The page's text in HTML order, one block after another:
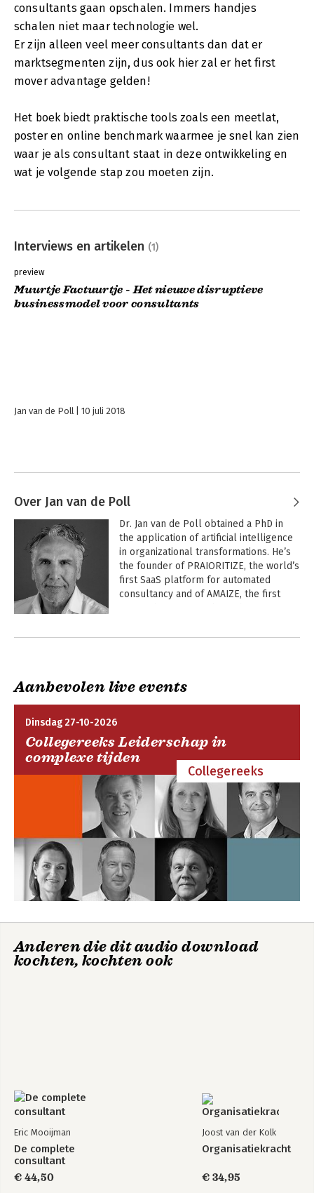
consultants gaan opschalen. Immers handjes
schalen niet maar technologie wel.
Er zijn alleen veel meer consultants dan dat er
marktsegmenten zijn, dus ook hier zal er het first
mover advantage gelden!
Het boek biedt praktische tools zoals een meetlat,
poster en online benchmark waarmee je snel kan zien
waar je als consultant staat in deze ontwikkeling en
wat je volgende stap zou moeten zijn.
Interviews en artikelen (1)
preview
Muurtje Factuurtje - Het nieuwe disruptieve
businessmodel voor consultants
Jan van de Poll 10 juli 2018
Over Jan van de Poll
Dr. Jan van de Poll obtained a PhD in
the application of artificial intelligence
in organizational transformations. He’s
the founder of PRAIORITIZE, the world’s
first SaaS platform for automated
consultancy and of AMAIZE, the first
Andere boeken door Jan van de Poll
How transformation
executives sleep so
well
Big-4 or Big Tech:
who drills first?
Bekijk alle boeken
Aanbevolen live events
Dinsdag 27-10-2026
Collegereeks Leiderschap in
complexe tijden
Collegereeks
Anderen die dit audio download
kochten, kochten ook
Eric Mooijman
De complete
consultant
€ 44,50
Joost van der Kolk
Organisatiekracht
€ 34,95